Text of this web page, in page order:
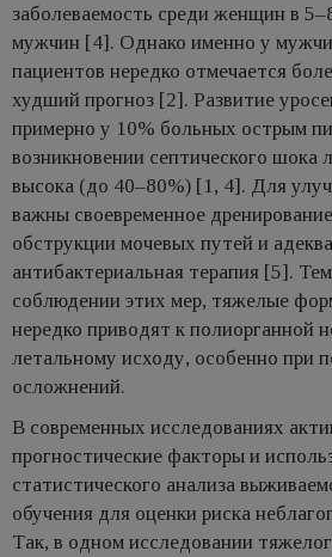
заболеваемость среди женщин в
мужчин [4]. Однако именно у
пациентов нередко отмечается
худший прогноз [2]. Развитие
примерно у 10% больных острым
возникновении септического шока
высока (до 40–80%) [1, 4]. Для
важны своевременное
обструкции мочевых путей и
антибактериальная терапия [5].
соблюдении этих мер, тяжелые
нередко приводят к полиорганной
летальному исходу, особенно при
осложнений.
В современных исследованиях
прогностические факторы и
статистического анализа
обучения для оценки риска
Так, в одном исследовании